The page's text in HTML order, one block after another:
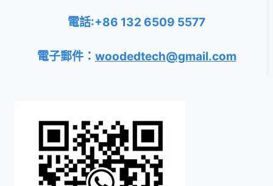
電話:+86 132 6509 5577
電子郵件： woodedtech@gmail.com